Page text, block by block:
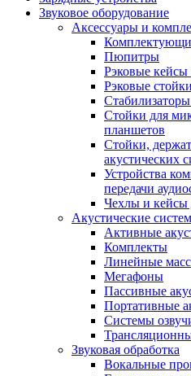
Звуковое оборудование
Аксессуары и
Пюпитры
Рэковые
Рэковые стойки
Стойки для
планшетов
Стойки,
акустических
Устройства
передачи
Чехлы и кейсы
Акустические
Активные
Комплекты
Линейные
Мегафоны
Пассивные
Портативные
Системы
Звуковая обработка
Вокальные